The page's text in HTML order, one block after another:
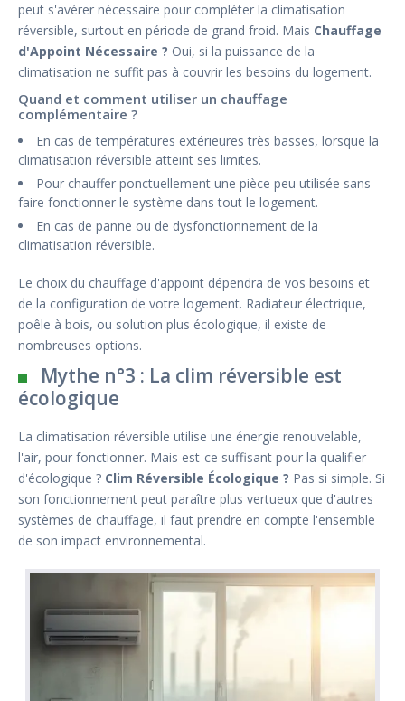
peut s'avérer nécessaire pour compléter la climatisation
réversible, surtout en période de grand froid. Mais Chauffage
d'Appoint Nécessaire ? Oui, si la puissance de la
climatisation ne suffit pas à couvrir les besoins du logement.
Quand et comment utiliser un chauffage
complémentaire ?
En cas de températures extérieures très basses, lorsque la
climatisation réversible atteint ses limites.
Pour chauffer ponctuellement une pièce peu utilisée sans
faire fonctionner le système dans tout le logement.
En cas de panne ou de dysfonctionnement de la
climatisation réversible.
Le choix du chauffage d'appoint dépendra de vos besoins et
de la configuration de votre logement. Radiateur électrique,
poêle à bois, ou solution plus écologique, il existe de
nombreuses options.
Mythe n°3 : La clim réversible est
écologique
La climatisation réversible utilise une énergie renouvelable,
l'air, pour fonctionner. Mais est-ce suffisant pour la qualifier
d'écologique ? Clim Réversible Écologique ? Pas si simple. Si
son fonctionnement peut paraître plus vertueux que d'autres
systèmes de chauffage, il faut prendre en compte l'ensemble
de son impact environnemental.